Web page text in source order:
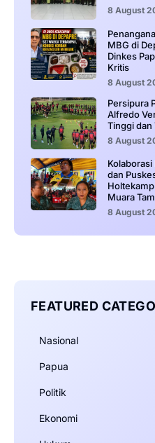
8 August
MBG di
Dinkes
Kritis
8 August
Persipura
Alfredo
Tinggi dan
8 August
dan
Muara
8 August
FEATURED
Nasional
Papua
Politik
Ekonomi